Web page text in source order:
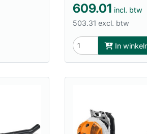
609.01 incl. btw
503.31 excl. btw
In